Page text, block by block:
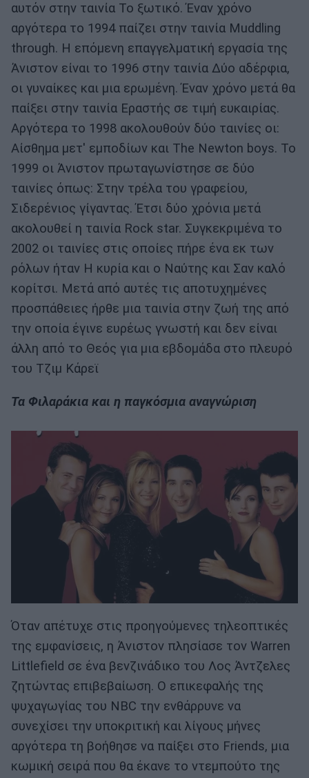
αυτόν στην ταινία Το ξωτικό. Έναν χρόνο
αργότερα το 1994 παίζει στην ταινία Muddling
through. Η επόμενη επαγγελματική εργασία της
Άνιστον είναι το 1996 στην ταινία Δύο αδέρφια,
οι γυναίκες και μια ερωμένη. Έναν χρόνο μετά θα
παίξει στην ταινία Εραστής σε τιμή ευκαιρίας.
Αργότερα το 1998 ακολουθούν δύο ταινίες οι:
Αίσθημα μετ' εμποδίων και The Newton boys. Το
1999 οι Άνιστον πρωταγωνίστησε σε δύο
ταινίες όπως: Στην τρέλα του γραφείου,
Σιδερένιος γίγαντας. Έτσι δύο χρόνια μετά
ακολουθεί η ταινία Rock star. Συγκεκριμένα το
2002 οι ταινίες στις οποίες πήρε ένα εκ των
ρόλων ήταν Η κυρία και ο Ναύτης και Σαν καλό
κορίτσι. Μετά από αυτές τις αποτυχημένες
προσπάθειες ήρθε μια ταινία στην ζωή της από
την οποία έγινε ευρέως γνωστή και δεν είναι
άλλη από το Θεός για μια εβδομάδα στο πλευρό
του Τζιμ Κάρεϊ
Τα Φιλαράκια και η παγκόσμια αναγνώριση
Όταν απέτυχε στις προηγούμενες τηλεοπτικές
της εμφανίσεις, η Άνιστον πλησίασε τον Warren
Littlefield σε ένα βενζινάδικο του Λος Άντζελες
ζητώντας επιβεβαίωση. Ο επικεφαλής της
ψυχαγωγίας του NBC την ενθάρρυνε να
συνεχίσει την υποκριτική και λίγους μήνες
αργότερα τη βοήθησε να παίξει στο Friends, μια
κωμική σειρά που θα έκανε το ντεμπούτο της